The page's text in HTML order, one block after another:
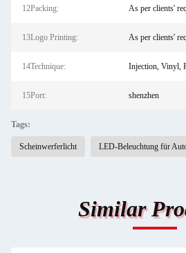
12Packing: As per clients'
13Logo Printing: As per clients'
14Technique: Injection, Vinyl,
15Port: shenzhen
Tags:
Scheinwerferlicht LED-Beleuchtung für
Similar